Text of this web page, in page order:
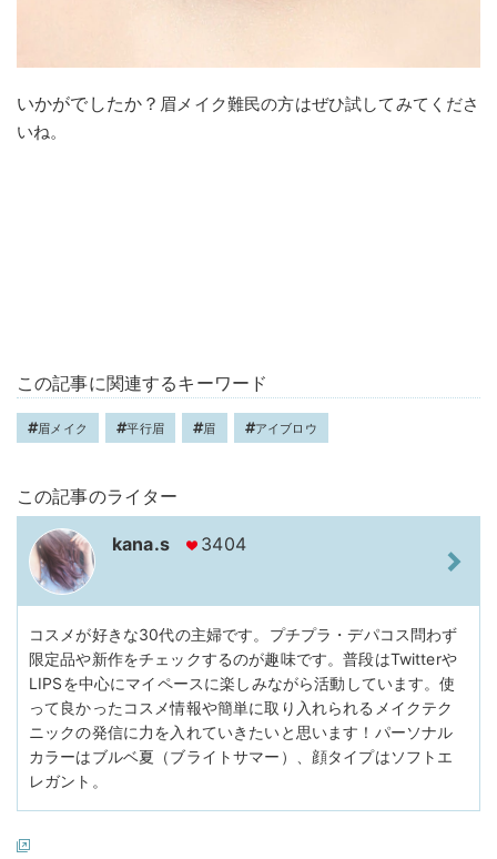
いかがでしたか？ 眉メイク難民の方はぜひ試してみてくださ
いね。
この記事に関連するキーワード
眉メイク 平行眉 眉 アイブロウ
この記事のライター
kana.s 3404
コスメが好きな30代の主婦です。プチプラ・デパコス問わず
限定品や新作をチェックするのが趣味です。普段はTwitterや
LIPSを中心にマイペースに楽しみながら活動しています。使
って良かったコスメ情報や簡単に取り入れられるメイクテク
ニックの発信に力を入れていきたいと思います！パーソナル
カラーはブルベ夏（ブライトサマー）、顔タイプはソフトエ
レガント。